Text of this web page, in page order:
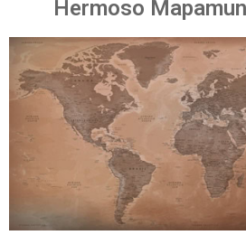
Hermoso